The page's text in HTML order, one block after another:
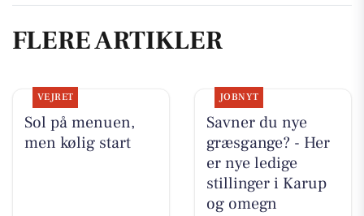
FLERE ARTIKLER
VEJRET
Sol på menuen,
men kølig start
JOBNYT
Savner du nye
græsgange? - Her
er nye ledige
stillinger i Karup
og omegn